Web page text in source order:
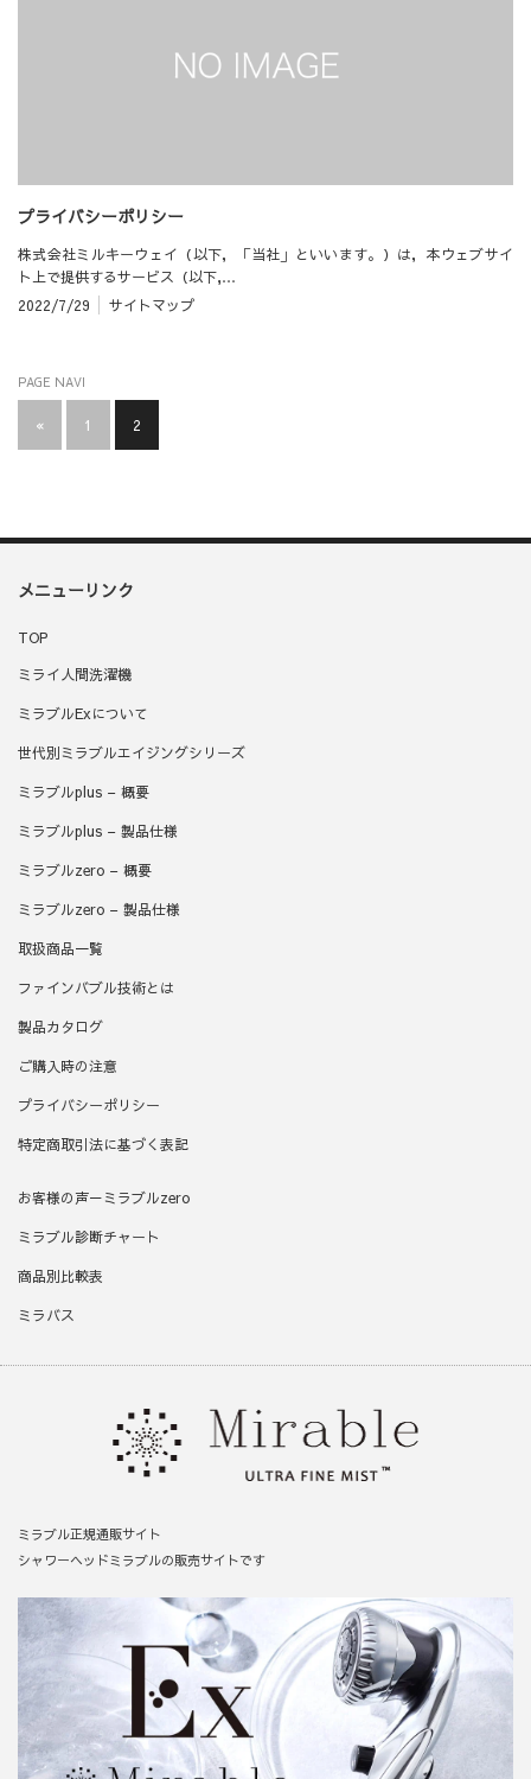
プライバシーポリシー
株式会社ミルキーウェイ（以下，「当社」といいます。）は，本ウェブサイ
ト上で提供するサービス（以下,…
2022/7/29
サイトマップ
PAGE NAVI
« 1 2
メニューリンク
TOP
ミライ人間洗濯機
ミラブルExについて
世代別ミラブルエイジングシリーズ
ミラブルplus – 概要
ミラブルplus – 製品仕様
ミラブルzero – 概要
ミラブルzero – 製品仕様
取扱商品一覧
ファインバブル技術とは
製品カタログ
ご購入時の注意
プライバシーポリシー
特定商取引法に基づく表記
お客様の声－ミラブルzero
ミラブル診断チャート
商品別比較表
ミラバス
ミラブル正規通販サイト
シャワーヘッドミラブルの販売サイトです